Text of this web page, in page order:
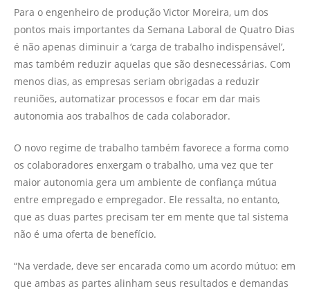
Para o engenheiro de produção Victor Moreira, um dos
pontos mais importantes da Semana Laboral de Quatro Dias
é não apenas diminuir a ‘carga de trabalho indispensável’,
mas também reduzir aquelas que são desnecessárias. Com
menos dias, as empresas seriam obrigadas a reduzir
reuniões, automatizar processos e focar em dar mais
autonomia aos trabalhos de cada colaborador.
O novo regime de trabalho também favorece a forma como
os colaboradores enxergam o trabalho, uma vez que ter
maior autonomia gera um ambiente de confiança mútua
entre empregado e empregador. Ele ressalta, no entanto,
que as duas partes precisam ter em mente que tal sistema
não é uma oferta de benefício.
“Na verdade, deve ser encarada como um acordo mútuo: em
que ambas as partes alinham seus resultados e demandas